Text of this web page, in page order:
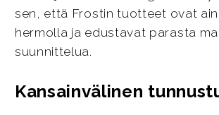
sen, että Frostin tuotteet ovat
hermolla ja edustavat parasta
suunnittelua.
Kansainvälinen